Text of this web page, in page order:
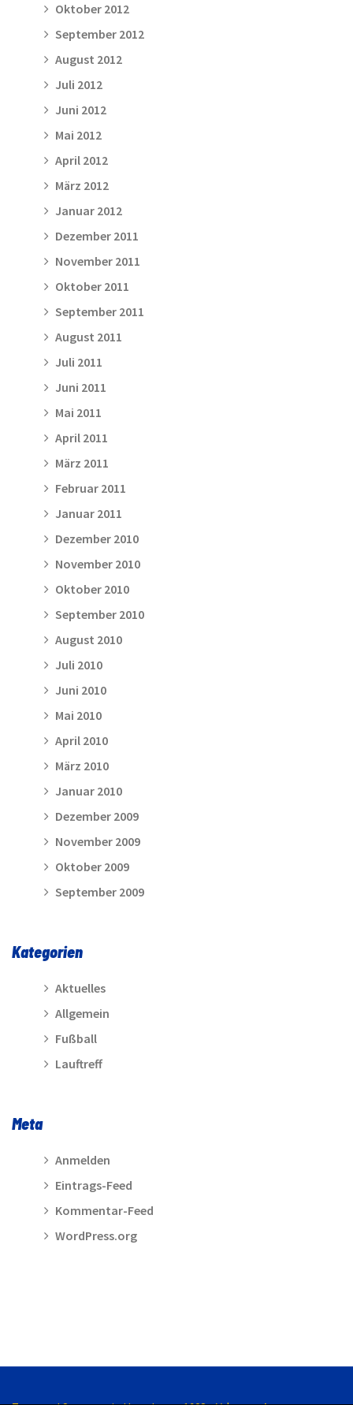
Oktober 2012
September 2012
August 2012
Juli 2012
Juni 2012
Mai 2012
April 2012
März 2012
Januar 2012
Dezember 2011
November 2011
Oktober 2011
September 2011
August 2011
Juli 2011
Juni 2011
Mai 2011
April 2011
März 2011
Februar 2011
Januar 2011
Dezember 2010
November 2010
Oktober 2010
September 2010
August 2010
Juli 2010
Juni 2010
Mai 2010
April 2010
März 2010
Januar 2010
Dezember 2009
November 2009
Oktober 2009
September 2009
Kategorien
Aktuelles
Allgemein
Fußball
Lauftreff
Meta
Anmelden
Eintrags-Feed
Kommentar-Feed
WordPress.org